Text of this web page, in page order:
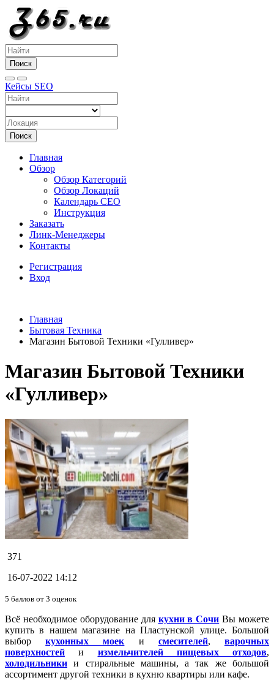
Поиск
Кейсы SEO
Поиск
Главная
Обзор
Обзор Категорий
Обзор Локаций
Календарь СЕО
Инструкция
Заказать
Линк-Менеджеры
Контакты
Регистрация
Вход
Главная
Бытовая Техника
Магазин Бытовой Техники «Гулливер»
Магазин Бытовой Техники
«Гулливер»
371
16-07-2022 14:12
5 баллов от 3 оценок
Всё необходимое оборудование для кухни в Сочи Вы можете
купить в нашем магазине на Пластунской улице. Большой
выборкухонных моек и смесителей,варочных
поверхностей и измельчителей пищевых отходов,
холодильники и стиральные машины, а так же большой
ассортимент другой техники в кухню квартиры или кафе.